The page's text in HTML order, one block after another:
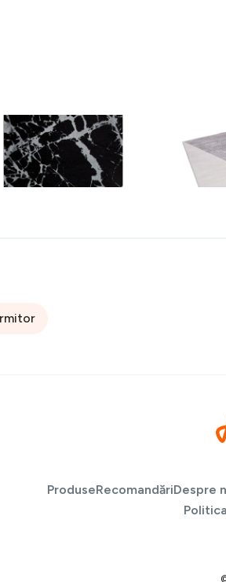
rezistent SM 21 - Black,
XW, 80x300 cm
Covor
100%
189 lei
ProduseRecomandăriDespre